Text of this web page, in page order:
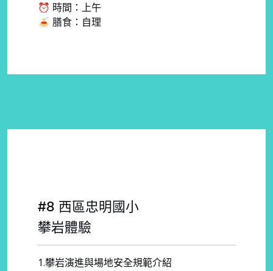
⏰ 時間：上午
🍝 膳食：自理
#8 西區忠明國小
攀岩體驗
1.攀岩演進與場地安全規範介紹